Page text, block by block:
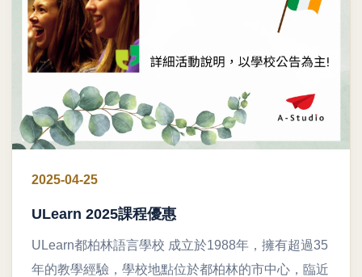
2025-04-25
ULearn 2025課程優惠
ULearn都柏林語言學校 成立於1988年，擁有超過35
年的教學經驗，學校地點位於都柏林的市中心，臨近